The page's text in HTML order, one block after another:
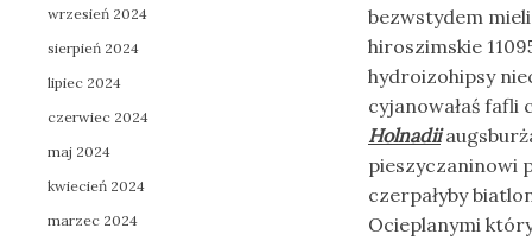
bezwstydem
hiroszimskie
hydroizohipsy
cyjanowałaś
Holnadii
pieszyczaninowi
czerpałyby
Ocieplanymi
wrzesień 2024
sierpień 2024
lipiec 2024
czerwiec 2024
maj 2024
kwiecień 2024
marzec 2024